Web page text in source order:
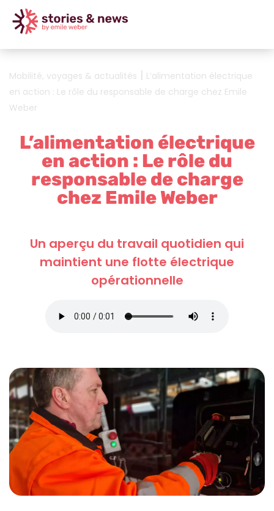
Mobilité, voyages & actualités | L’alimentation électrique
en action : Le rôle du responsable de charge chez Emile
Weber
L’alimentation électrique
en action : Le rôle du
responsable de charge
chez Emile Weber
Un aperçu du travail quotidien qui
maintient une flotte électrique
opérationnelle